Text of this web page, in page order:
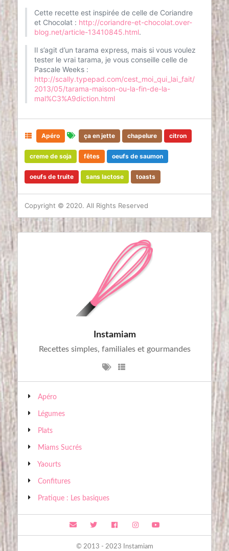
Cette recette est inspirée de celle de Coriandre
et Chocolat : http://coriandre-et-chocolat.over-
blog.net/article-13410845.html.
Il s’agit d’un tarama express, mais si vous voulez
tester le vrai tarama, je vous conseille celle de
Pascale Weeks :
http://scally.typepad.com/cest_moi_qui_lai_fait/
2013/05/tarama-maison-ou-la-fin-de-la-
mal%C3%A9diction.html
Apéro ça en jette chapelure citron
creme de soja fêtes oeufs de saumon
oeufs de truite sans lactose toasts
Copyright © 2020. All Rights Reserved
Instamiam
Recettes simples, familiales et gourmandes
Apéro
Légumes
Plats
Miams Sucrés
Yaourts
Confitures
Pratique : Les basiques
© 2013 - 2023 Instamiam